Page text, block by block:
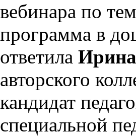
вебинара по
программа в
ответила
авторского
кандидат
специальной